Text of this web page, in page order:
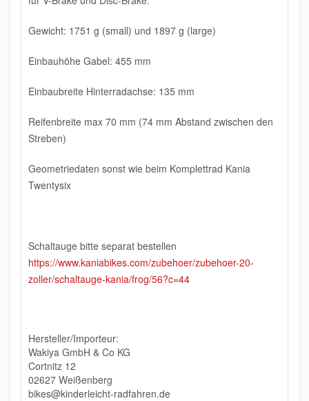
Gewicht: 1751 g (small) und 1897 g (large)
Einbauhöhe Gabel: 455 mm
Einbaubreite Hinterradachse: 135 mm
Reifenbreite max 70 mm (74 mm Abstand zwischen den
Streben)
Geometriedaten sonst wie beim Komplettrad Kania
Twentysix
Schaltauge bitte separat bestellen
https://www.kaniabikes.com/zubehoer/zubehoer-20-
zoller/schaltauge-kania/frog/56?c=44
Hersteller/Importeur:
Wakiya GmbH & Co KG
Cortnitz 12
02627 Weißenberg
bikes@kinderleicht-radfahren.de